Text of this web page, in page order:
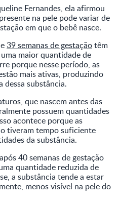
Fernandes, ela afirmou
na pele pode variar de
em que o bebê nasce.
39 semanas de gestaçãotêm
maior quantidade de
porque nesse período, as
mais ativas, produzindo
dessa substância.
que nascem antes das
possuem quantidades
acontece porque as
tiveram tempo suficiente
da substância.
40 semanas de gestação
quantidade reduzida de
a substância tende a estar
menos visível na pele do